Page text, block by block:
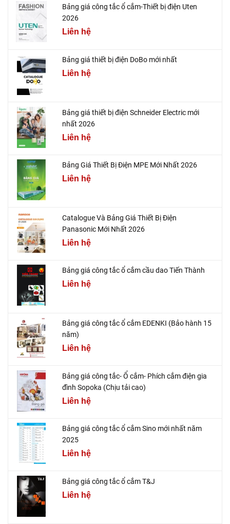
Bảng giá công tắc ổ cắm-Thiết bị điện Uten
2026
Liên hệ
Bảng giá thiết bị điện DoBo mới nhất
Liên hệ
Bảng giá thiết bị điện Schneider Electric mới
nhất 2026
Liên hệ
Bảng Giá Thiết Bị Điện MPE Mới Nhất 2026
Liên hệ
Catalogue Và Bảng Giá Thiết Bị Điện
Panasonic Mới Nhất 2026
Liên hệ
Bảng giá công tắc ổ cắm cầu dao Tiến Thành
Liên hệ
Bảng giá công tắc ổ cắm EDENKI (Bảo hành 15
năm)
Liên hệ
Bảng giá công tắc- Ổ cắm- Phích cắm điện gia
đình Sopoka (Chịu tải cao)
Liên hệ
Bảng giá công tắc ổ cắm Sino mới nhất năm
2025
Liên hệ
Bảng giá công tắc ổ cắm T&J
Liên hệ